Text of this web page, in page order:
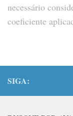
necessário
coeficiente
SIGA: